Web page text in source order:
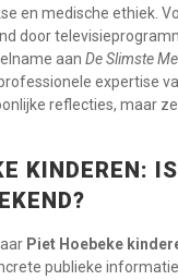
en medische ethiek.
door
aan De Slimste
expertise
reflecties, maar
KINDEREN:
Piet Hoebeke
publieke